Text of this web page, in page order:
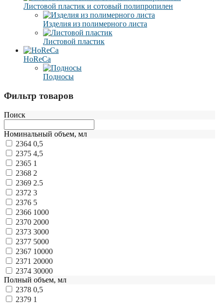
Листовой пластик и сотовый полипропилен
Изделия из полимерного листа
Листовой пластик
HoReCa
Подносы
Фильтр товаров
Поиск
Номинальный объем, мл
2364 0,5
2375 4,5
2365 1
2368 2
2369 2.5
2372 3
2376 5
2366 1000
2370 2000
2373 3000
2377 5000
2367 10000
2371 20000
2374 30000
Полный объем, мл
2378 0,5
2379 1